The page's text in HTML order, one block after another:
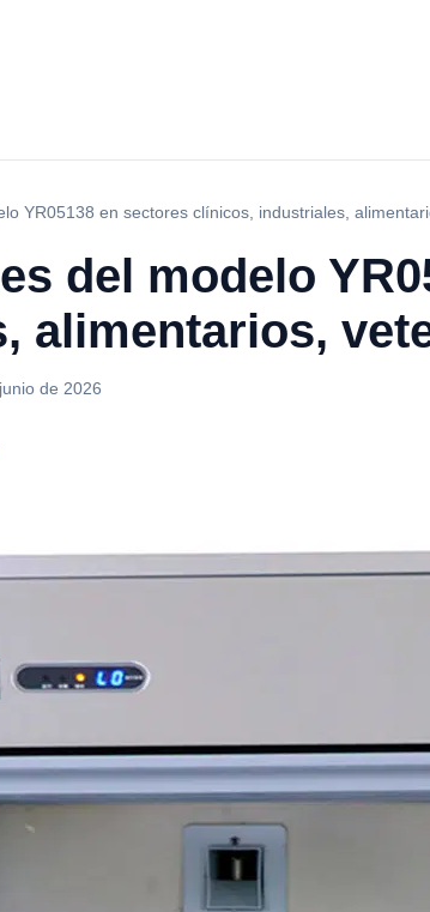
YR05138 en sectores clínicos, industriales,
del modelo
alimentarios,
de 2026